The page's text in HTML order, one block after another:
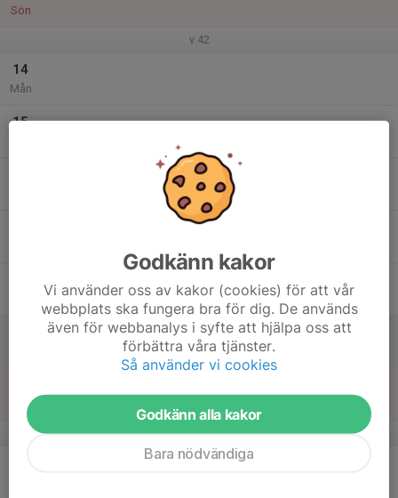
Sön
v.42
14
Mån
15
Sön
v.43
Godkänn kakor
Vi använder oss av kakor (cookies) för att vår
webbplats ska fungera bra för dig. De används
även för webbanalys i syfte att hjälpa oss att
förbättra våra tjänster.
Så använder vi cookies
Godkänn alla kakor
Bara nödvändiga